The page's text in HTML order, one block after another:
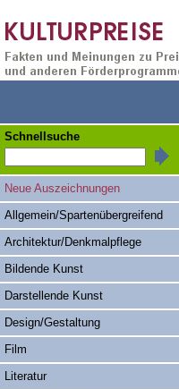
Schnellsuche
Neue Auszeichnungen
Allgemein/Spartenübergreifend
Architektur/Denkmalpflege
Bildende Kunst
Darstellende Kunst
Design/Gestaltung
Film
Literatur